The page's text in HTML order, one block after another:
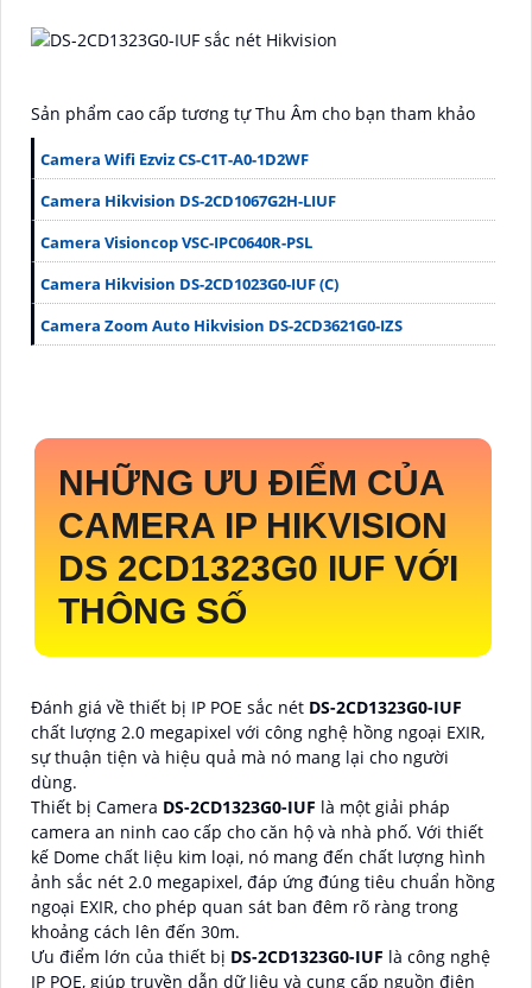
Sản phẩm cao cấp tương tự Thu Âm cho bạn tham khảo
Camera Wifi Ezviz CS-C1T-A0-1D2WF
Camera Hikvision DS-2CD1067G2H-LIUF
Camera Visioncop VSC-IPC0640R-PSL
Camera Hikvision DS-2CD1023G0-IUF (C)
Camera Zoom Auto Hikvision DS-2CD3621G0-IZS
NHỮNG ƯU ĐIỂM CỦA
CAMERA IP HIKVISION
DS 2CD1323G0 IUF VỚI
THÔNG SỐ
Đánh giá về thiết bị IP POE sắc nét DS-2CD1323G0-IUF
chất lượng 2.0 megapixel với công nghệ hồng ngoại EXIR,
sự thuận tiện và hiệu quả mà nó mang lại cho người
dùng.
Thiết bị Camera DS-2CD1323G0-IUF là một giải pháp
camera an ninh cao cấp cho căn hộ và nhà phố. Với thiết
kế Dome chất liệu kim loại, nó mang đến chất lượng hình
ảnh sắc nét 2.0 megapixel, đáp ứng đúng tiêu chuẩn hồng
ngoại EXIR, cho phép quan sát ban đêm rõ ràng trong
khoảng cách lên đến 30m.
Ưu điểm lớn của thiết bị DS-2CD1323G0-IUF là công nghệ
IP POE, giúp truyền dẫn dữ liệu và cung cấp nguồn điện